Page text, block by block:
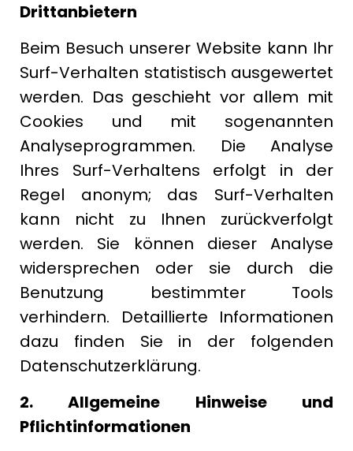
Drittanbietern
Beim Besuch unserer Website kann Ihr
Surf-Verhalten statistisch ausgewertet
werden. Das geschieht vor allem mit
Cookies und mit sogenannten
Analyseprogrammen. Die Analyse
Ihres Surf-Verhaltens erfolgt in der
Regel anonym; das Surf-Verhalten
kann nicht zu Ihnen zurückverfolgt
werden. Sie können dieser Analyse
widersprechen oder sie durch die
Benutzung bestimmter Tools
verhindern. Detaillierte Informationen
dazu finden Sie in der folgenden
Datenschutzerklärung.
2. Allgemeine Hinweise und
Pflichtinformationen